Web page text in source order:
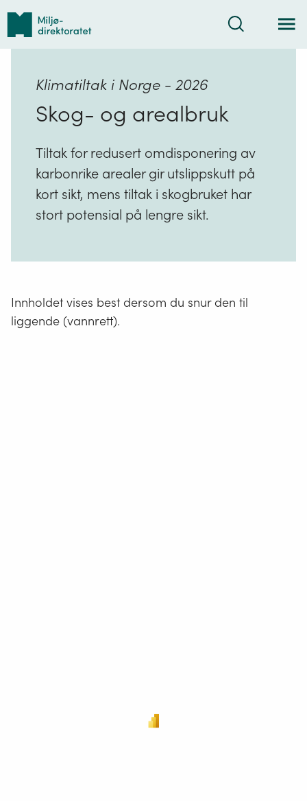
Tilbake
forsiden
Søk
Klimatiltak i Norge - 2026
Skog- og arealbruk
Tiltak for redusert omdisponering av
karbonrike arealer gir utslippskutt på
kort sikt, mens tiltak i skogbruket har
stort potensial på lengre sikt.
Innholdet vises best dersom du snur den til
liggende (vannrett).